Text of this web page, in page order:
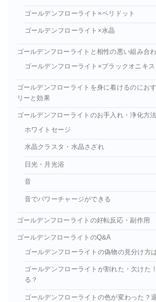
ゴールデンフローライト×ペリドット
ゴールデンフローライト×水晶
ゴールデンフローライトと相性の悪い組み合
ゴールデンフローライト×ブラックオニキス
ゴールデンフローライトを身に着けるのにお
リーと効果
ゴールデンフローライトのお手入れ・浄化方法
ホワイトセージ
水晶クラスタ・水晶さざれ
日光・月光浴
音
音でパワーチャージができる
ゴールデンフローライトの好転反応・副作用
ゴールデンフローライトのQ&A
ゴールデンフローライトの偽物の見分け方
ゴールデンフローライトが割れた・欠けた
る？
ゴールデンフローライトの色が変わった？